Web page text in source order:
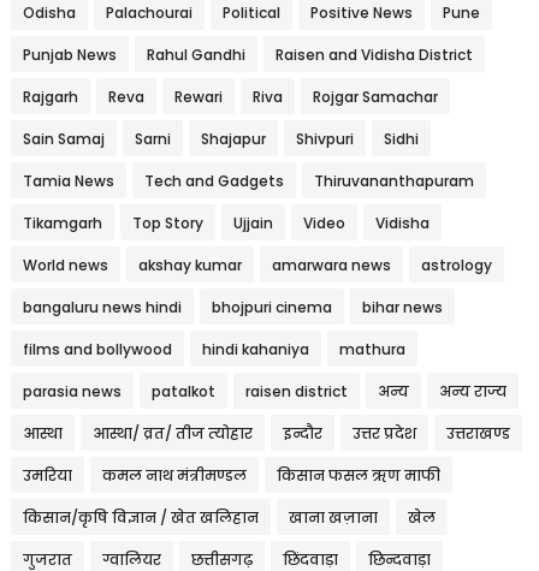
Odisha Palachourai Political Positive News Pune
Punjab News Rahul Gandhi Raisen and Vidisha District
Rajgarh Reva Rewari Riva Rojgar Samachar
Sain Samaj Sarni Shajapur Shivpuri Sidhi
Tamia News Tech and Gadgets Thiruvananthapuram
Tikamgarh Top Story Ujjain Video Vidisha
World news akshay kumar amarwara news astrology
bangaluru news hindi bhojpuri cinema bihar news
films and bollywood hindi kahaniya mathura
parasia news patalkot raisen district अन्य अन्य राज्य
आस्था आस्था/ व्रत/ तीज त्‍योहार इन्दौर उत्तर प्रदेश उत्तराखण्ड
उमरिया कमल नाथ मंत्रीमण्डल किसान फसल ऋण माफी
किसान/कृषि विज्ञान / खेत खलिहान खाना खज़ाना खेल
गुजरात ग्वालियर छत्तीसगढ़ छिंदवाड़ा छिन्दवाड़ा